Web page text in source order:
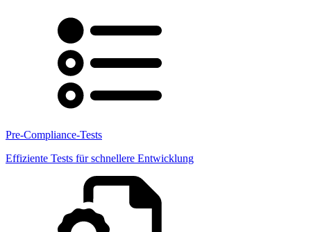
Pre-Compliance-Tests
Effiziente Tests für schnellere Entwicklung